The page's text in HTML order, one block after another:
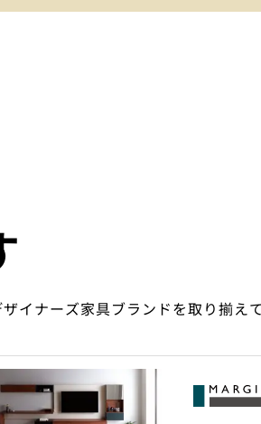
ナーズ家具ブランドを取り揃えて